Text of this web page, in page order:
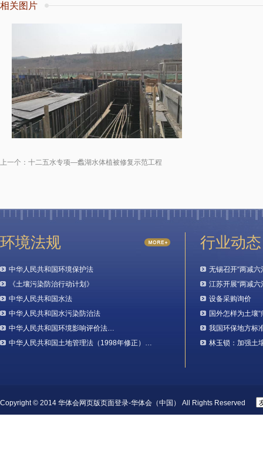
相关图片
上一个： 十二五水专项—蠡湖水体植被修复示范工程
环境法规
中华人民共和国环境保护法
《土壤污染防治行动计划》
中华人民共和国水法
中华人民共和国水污染防治法
中华人民共和国环境影响评价法…
中华人民共和国土地管理法（1998年修正）…
行业动态
无锡召开“两减
江苏开展“两减
设备采购询价
国外怎样为土壤“
我国环保地方标
林玉锁：加强土
Copyright © 2014 华体会网页版页面登录-华体会（中国） All Rights Reserved